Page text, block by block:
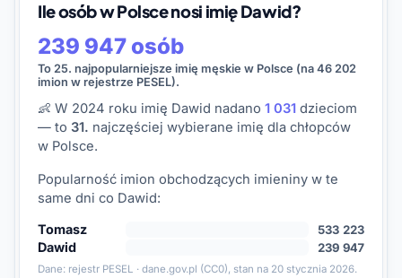
Ile osób w Polsce nosi imię Dawid?
239 947 osób
To 25. najpopularniejsze imię męskie w Polsce (na 46 202
imion w rejestrze PESEL).
👶 W 2024 roku imię Dawid nadano 1 031 dzieciom
— to 31. najczęściej wybierane imię dla chłopców
w Polsce.
Popularność imion obchodzących imieniny w te
same dni co Dawid:
Tomasz 533 223
Dawid 239 947
Dane: rejestr PESEL · dane.gov.pl (CC0), stan na 20 stycznia 2026.